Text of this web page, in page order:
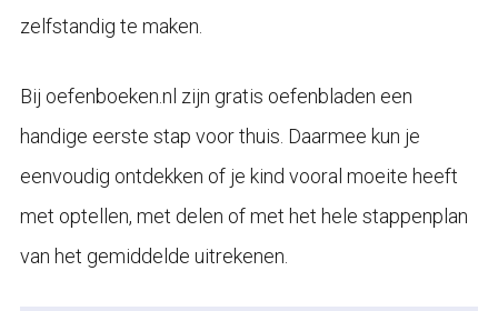
zelfstandig te maken.
Bij oefenboeken.nl zijn gratis oefenbladen een
handige eerste stap voor thuis. Daarmee kun je
eenvoudig ontdekken of je kind vooral moeite heeft
met optellen, met delen of met het hele stappenplan
van het gemiddelde uitrekenen.